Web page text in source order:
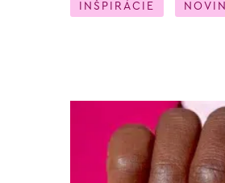
INŠPIRÁCIE